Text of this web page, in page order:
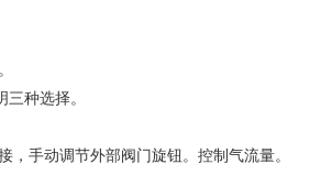
种选择。
手动调节外部阀门旋钮。控制气流量。